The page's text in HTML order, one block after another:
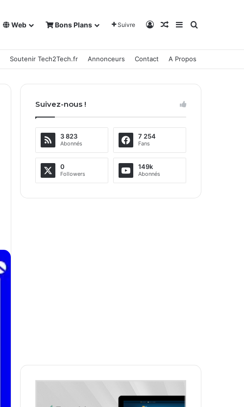
Web Bons Plans Suivre Connexion
Article Aléatoire
Sidebar (barre
Rechercher
Soutenir Tech2Tech.fr Annonceurs Contact A Propos
Suivez-nous !
3 823
Abonnés
7 254
Fans
0
Followers
149k
Abonnés